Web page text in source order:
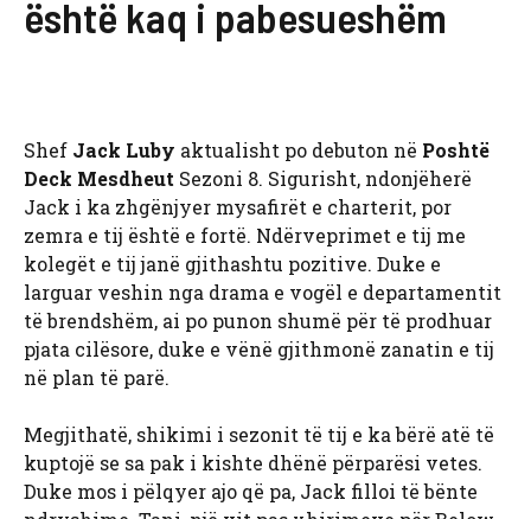
është kaq i pabesueshëm
Shef Jack Luby aktualisht po debuton në Poshtë
Deck Mesdheut Sezoni 8. Sigurisht, ndonjëherë
Jack i ka zhgënjyer mysafirët e charterit, por
zemra e tij është e fortë. Ndërveprimet e tij me
kolegët e tij janë gjithashtu pozitive. Duke e
larguar veshin nga drama e vogël e departamentit
të brendshëm, ai po punon shumë për të prodhuar
pjata cilësore, duke e vënë gjithmonë zanatin e tij
në plan të parë.
Megjithatë, shikimi i sezonit të tij e ka bërë atë të
kuptojë se sa pak i kishte dhënë përparësi vetes.
Duke mos i pëlqyer ajo që pa, Jack filloi të bënte